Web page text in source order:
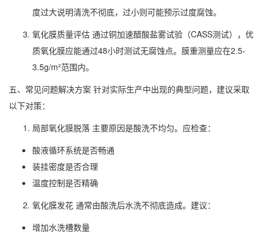
度过大说明清洗不彻底，过小则可能预示过度腐蚀。
氧化膜质量评估 通过铜加速醋酸盐雾试验（CASS测试），优
质氧化膜应能通过48小时测试无腐蚀点。膜重测量应在2.5-
3.5g/m²范围内。
五、常见问题解决方案 针对实际生产中出现的典型问题，建议采取
以下对策：
局部氧化膜脱落 主要原因是酸洗不均匀。应检查：
酸液循环系统是否畅通
装挂密度是否合理
温度控制是否精确
氧化膜发花 通常由酸洗后水洗不彻底造成。建议：
增加水洗槽数量